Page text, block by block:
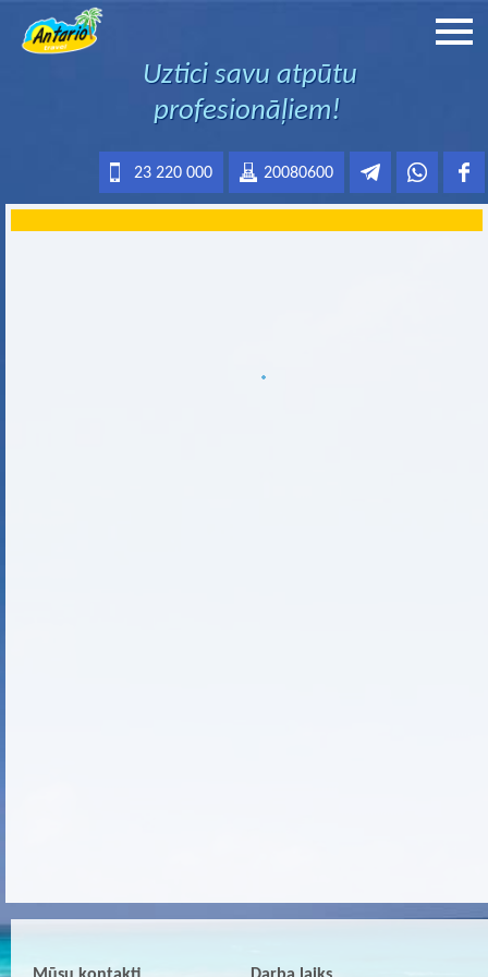
Uztici savu atpūtu
profesionāļiem!
20080600
23 220 000